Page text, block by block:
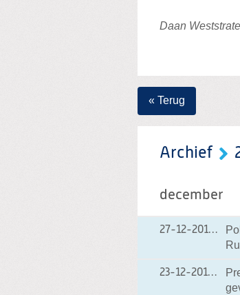
Daan
« Terug
Archief
december
27-12-201027-
23-12-201023-